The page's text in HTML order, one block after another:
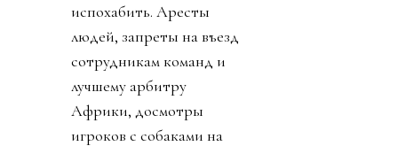
испохабить. Аресты
людей, запреты на въезд
сотрудникам команд и
лучшему арбитру
Африки, досмотры
игроков с собаками на